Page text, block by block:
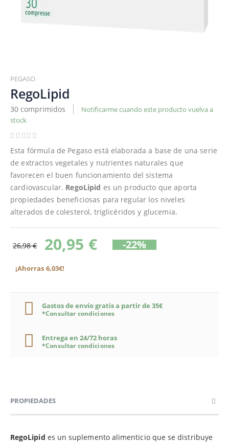
al
comienzo
de
la
galería
de
PEGASO
RegoLipid
30 comprimidos
Notificarme cuando este producto vuelva a
stock
Esta fórmula de Pegaso está elaborada a base de una serie
de extractos vegetales y nutrientes naturales que
favorecen el buen funcionamiento del sistema
cardiovascular. RegoLipid es un producto que aporta
propiedades beneficiosas para regular los niveles
alterados de colesterol, triglicéridos y glucemia.
26,98 € 20,95 € -22%
¡Ahorras 6,03€!
Gastos de envío gratis a partir de 35€
*Consultar condiciones
Entrega en 24/72 horas
*Consultar condiciones
PROPIEDADES
RegoLipid es un suplemento alimenticio que se distribuye